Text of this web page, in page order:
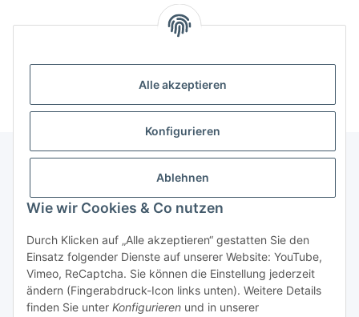
Alle akzeptieren
Konfigurieren
Ablehnen
Wie wir Cookies & Co nutzen
Durch Klicken auf „Alle akzeptieren“ gestatten Sie den
Einsatz folgender Dienste auf unserer Website: YouTube,
Vimeo, ReCaptcha. Sie können die Einstellung jederzeit
ändern (Fingerabdruck-Icon links unten). Weitere Details
finden Sie unter Konfigurieren und in unserer
Gesetzliche Informationen
Vertrag widerrufen